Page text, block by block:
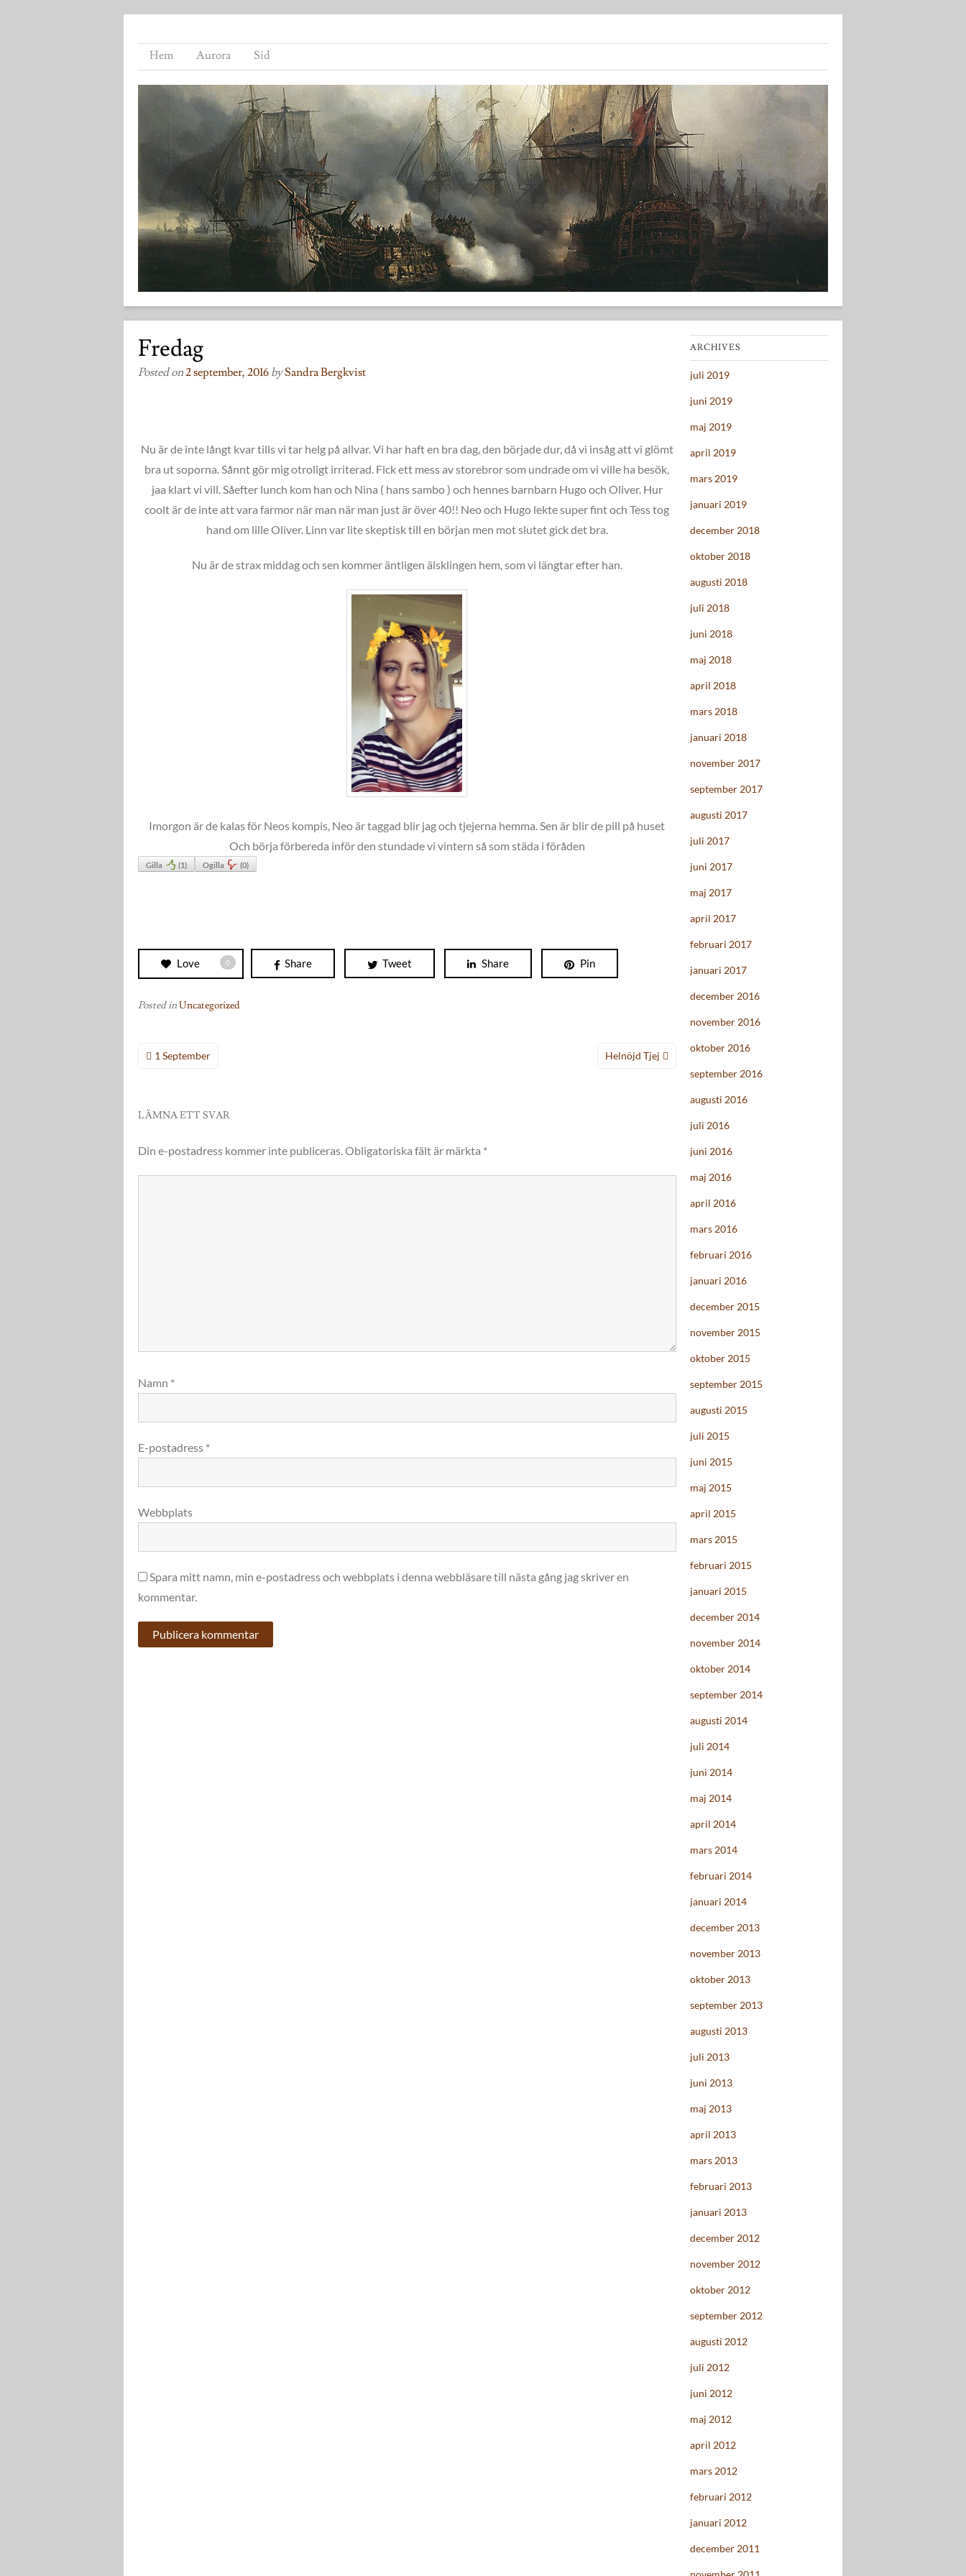
Hem Aurora Sid
Fredag
Posted on2 september, 2016 bySandra Bergkvist
Nu är de inte långt kvar tills vi tar helg på allvar. Vi har haft en bra dag, den började dur, då vi insåg att vi glömt
bra ut soporna. Sånnt gör mig otroligt irriterad. Fick ett mess av storebror som undrade om vi ville ha besök,
jaa klart vi vill. Såefter lunch kom han och Nina ( hans sambo ) och hennes barnbarn Hugo och Oliver. Hur
coolt är de inte att vara farmor när man när man just är över 40!! Neo och Hugo lekte super fint och Tess tog
hand om lille Oliver. Linn var lite skeptisk till en början men mot slutet gick det bra.
Nu är de strax middag och sen kommer äntligen älsklingen hem, som vi längtar efter han.
Imorgon är de kalas för Neos kompis, Neo är taggad blir jag och tjejerna hemma. Sen är blir de pill på huset
Och börja förbereda inför den stundade vi vintern så som städa i föråden
Gilla (1) Ogilla (0)
Love 0 Share Tweet Share Pin
Posted inUncategorized
Inläggsnavigering
1 September Helnöjd Tjej
LÄMNA ETT SVAR
Din e-postadress kommer inte publiceras. Obligatoriska fält är märkta *
Namn *
E-postadress *
Webbplats
Spara mitt namn, min e-postadress och webbplats i denna webbläsare till nästa gång jag skriver en
kommentar.
ARCHIVES
juli 2019
juni 2019
maj 2019
april 2019
mars 2019
januari 2019
december 2018
oktober 2018
augusti 2018
juli 2018
juni 2018
maj 2018
april 2018
mars 2018
januari 2018
november 2017
september 2017
augusti 2017
juli 2017
juni 2017
maj 2017
april 2017
februari 2017
januari 2017
december 2016
november 2016
oktober 2016
september 2016
augusti 2016
juli 2016
juni 2016
maj 2016
april 2016
mars 2016
februari 2016
januari 2016
december 2015
november 2015
oktober 2015
september 2015
augusti 2015
juli 2015
juni 2015
maj 2015
april 2015
mars 2015
februari 2015
januari 2015
december 2014
november 2014
oktober 2014
september 2014
augusti 2014
juli 2014
juni 2014
maj 2014
april 2014
mars 2014
februari 2014
januari 2014
december 2013
november 2013
oktober 2013
september 2013
augusti 2013
juli 2013
juni 2013
maj 2013
april 2013
mars 2013
februari 2013
januari 2013
december 2012
november 2012
oktober 2012
september 2012
augusti 2012
juli 2012
juni 2012
maj 2012
april 2012
mars 2012
februari 2012
januari 2012
december 2011